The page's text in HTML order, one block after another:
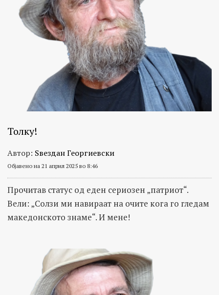
Толку!
Автор: Ѕвездан Георгиевски
Објавено на 21 април 2025 во 8:46
Прочитав статус од еден сериозен „патриот“.
Вели: „Солзи ми навираат на очите кога го гледам
македонското знаме“. И мене!